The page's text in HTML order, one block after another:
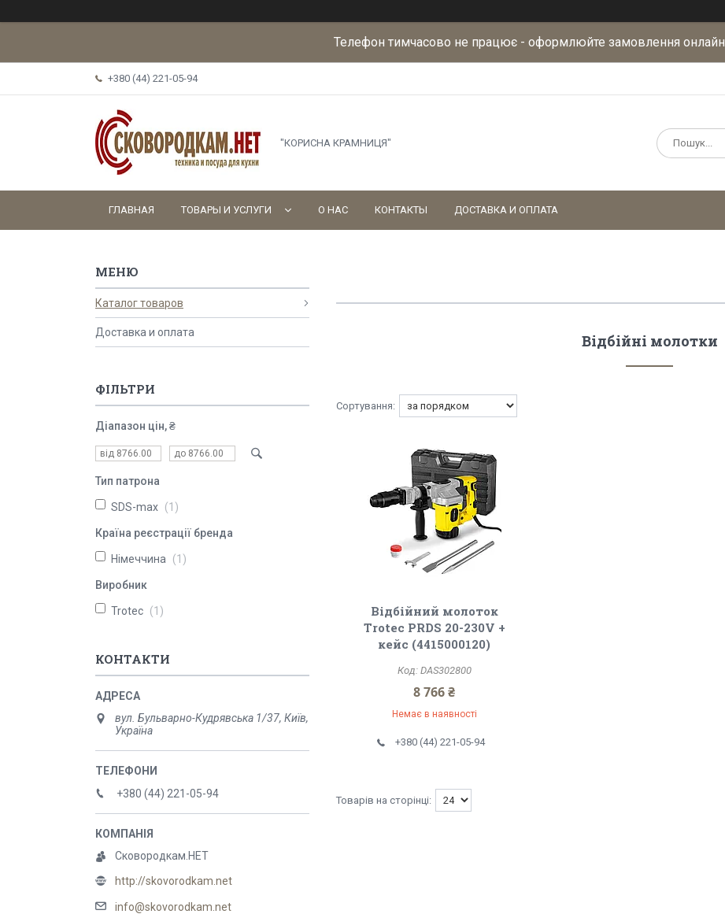
Телефон тимчасово не працює - оформлюйте замовлення онлайн
+380 (44) 221-05-94
"КОРИСНА КРАМНИЦЯ"
ГЛАВНАЯ ТОВАРЫ И УСЛУГИ О НАС КОНТАКТЫ ДОСТАВКА И ОПЛАТА
Відбійні молотки
Відбійний молоток
Trotec PRDS 20-230V +
кейс (4415000120)
DAS302800
8 766 ₴
Немає в наявності
+380 (44) 221-05-94
Каталог товаров
Доставка и оплата
ФІЛЬТРИ
Діапазон цін, ₴
Тип патрона
SDS-max 1
Країна реєстрації бренда
Німеччина 1
Виробник
Trotec 1
КОНТАКТИ
вул. Бульварно-Кудрявська 1/37, Київ,
Україна
+380 (44) 221-05-94
Сковородкам.НЕТ
http://skovorodkam.net
info@skovorodkam.net